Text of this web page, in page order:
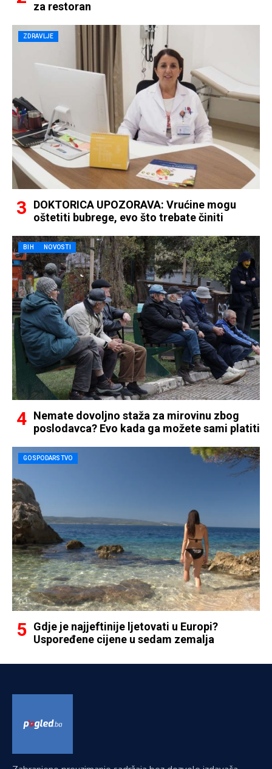
za restoran
ZDRAVLJE
DOKTORICA UPOZORAVA: Vrućine mogu
oštetiti bubrege, evo što trebate činiti
BIH NOVOSTI
Nemate dovoljno staža za mirovinu zbog
poslodavca? Evo kada ga možete sami platiti
GOSPODARSTVO
Gdje je najjeftinije ljetovati u Europi?
Uspoređene cijene u sedam zemalja